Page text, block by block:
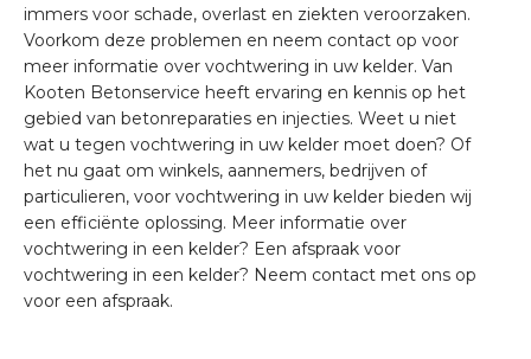
immers voor schade, overlast en ziekten veroorzaken.
Voorkom deze problemen en neem contact op voor
meer informatie over vochtwering in uw kelder. Van
Kooten Betonservice heeft ervaring en kennis op het
gebied van betonreparaties en injecties. Weet u niet
wat u tegen vochtwering in uw kelder moet doen? Of
het nu gaat om winkels, aannemers, bedrijven of
particulieren, voor vochtwering in uw kelder bieden wij
een efficiënte oplossing. Meer informatie over
vochtwering in een kelder? Een afspraak voor
vochtwering in een kelder? Neem contact met ons op
voor een afspraak.